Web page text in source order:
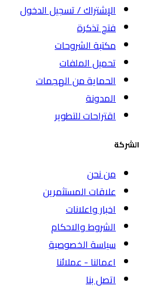
الإشتراك / تسجيل الدخول
فتح تذكرة
مكتبة الشروحات
تحميل الملفات
الحماية من الهجمات
المدونة
اقتراحات للتطوير
الشركة
من نحن
علاقات المستثمرين
اخبار واعلانات
الشروط والاحكام
سياسة الخصوصية
اعمالنا - عملائنا
اتصل بنا